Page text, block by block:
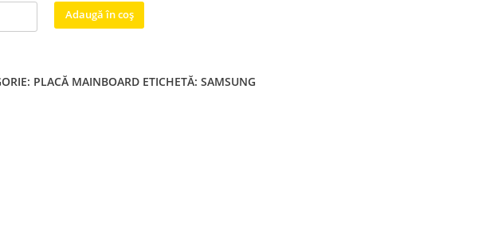
Adaugă în coș
PLACĂ MAINBOARD ETICHETĂ:SAMSUNG